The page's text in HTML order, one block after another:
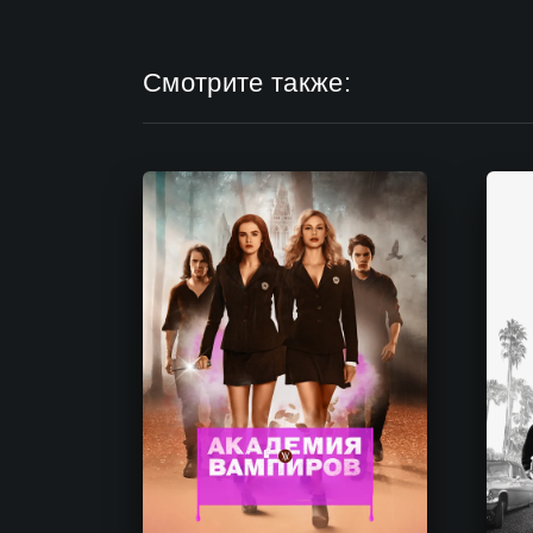
Смотрите также: